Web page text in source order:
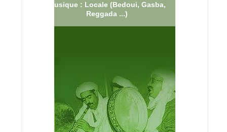
Musique : Locale (Bedoui, Gasba,
Reggada ...)